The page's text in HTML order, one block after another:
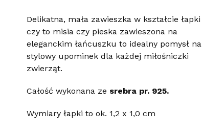
Delikatna, mała zawieszka w kształcie łapki
czy to misia czy pieska zawieszona na
eleganckim łańcuszku to idealny pomysł na
stylowy upominek dla każdej miłośniczki
zwierząt.
Całość wykonana ze srebra pr. 925.
Wymiary łapki to ok. 1,2 x 1,0 cm